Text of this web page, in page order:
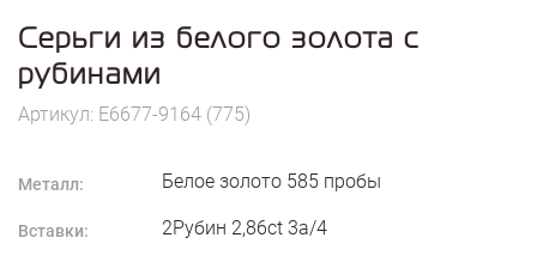
Серьги из белого золота с
рубинами
Артикул: E6677-9164 (775)
Металл: Белое золото 585 пробы
Вставки: 2Рубин 2,86ct 3а/4